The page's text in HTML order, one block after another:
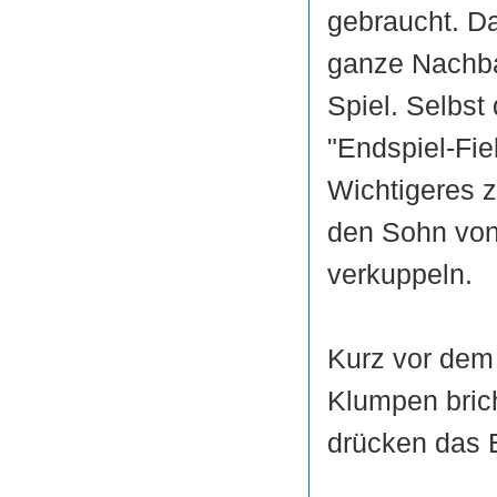
gebraucht.
ganze
Spiel. Selbst
"Endspiel-
Wichtigeres
den Sohn
verkuppeln.
Kurz vor
Klumpen
drücken das